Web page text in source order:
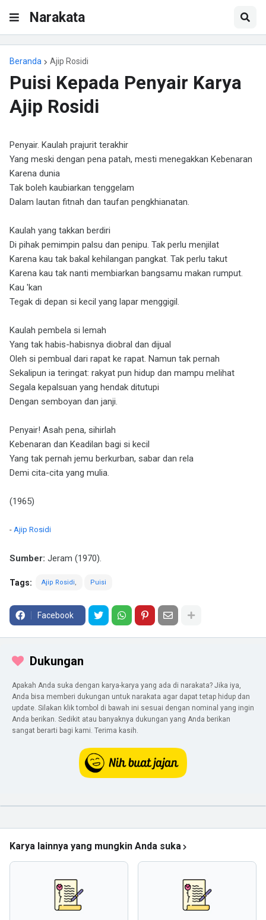
Narakata
Beranda Ajip Rosidi
Puisi Kepada Penyair Karya
Ajip Rosidi
Penyair. Kaulah prajurit terakhir
Yang meski dengan pena patah, mesti menegakkan Kebenaran
Karena dunia
Tak boleh kaubiarkan tenggelam
Dalam lautan fitnah dan taufan pengkhianatan.
Kaulah yang takkan berdiri
Di pihak pemimpin palsu dan penipu. Tak perlu menjilat
Karena kau tak bakal kehilangan pangkat. Tak perlu takut
Karena kau tak nanti membiarkan bangsamu makan rumput.
Kau 'kan
Tegak di depan si kecil yang lapar menggigil.
Kaulah pembela si lemah
Yang tak habis-habisnya diobral dan dijual
Oleh si pembual dari rapat ke rapat. Namun tak pernah
Sekalipun ia teringat: rakyat pun hidup dan mampu melihat
Segala kepalsuan yang hendak ditutupi
Dengan semboyan dan janji.
Penyair! Asah pena, sihirlah
Kebenaran dan Keadilan bagi si kecil
Yang tak pernah jemu berkurban, sabar dan rela
Demi cita-cita yang mulia.
(1965)
- Ajip Rosidi
Sumber: Jeram (1970).
Tags: Ajip Rosidi Puisi
Facebook
Dukungan
Apakah Anda suka dengan karya-karya yang ada di narakata? Jika iya,
Anda bisa memberi dukungan untuk narakata agar dapat tetap hidup dan
update. Silakan klik tombol di bawah ini sesuai dengan nominal yang ingin
Anda berikan. Sedikit atau banyaknya dukungan yang Anda berikan
sangat berarti bagi kami. Terima kasih.
Karya lainnya yang mungkin Anda suka